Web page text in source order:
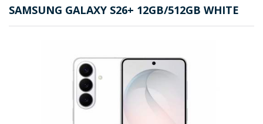
SAMSUNG GALAXY S26+ 12GB/512GB WHITE